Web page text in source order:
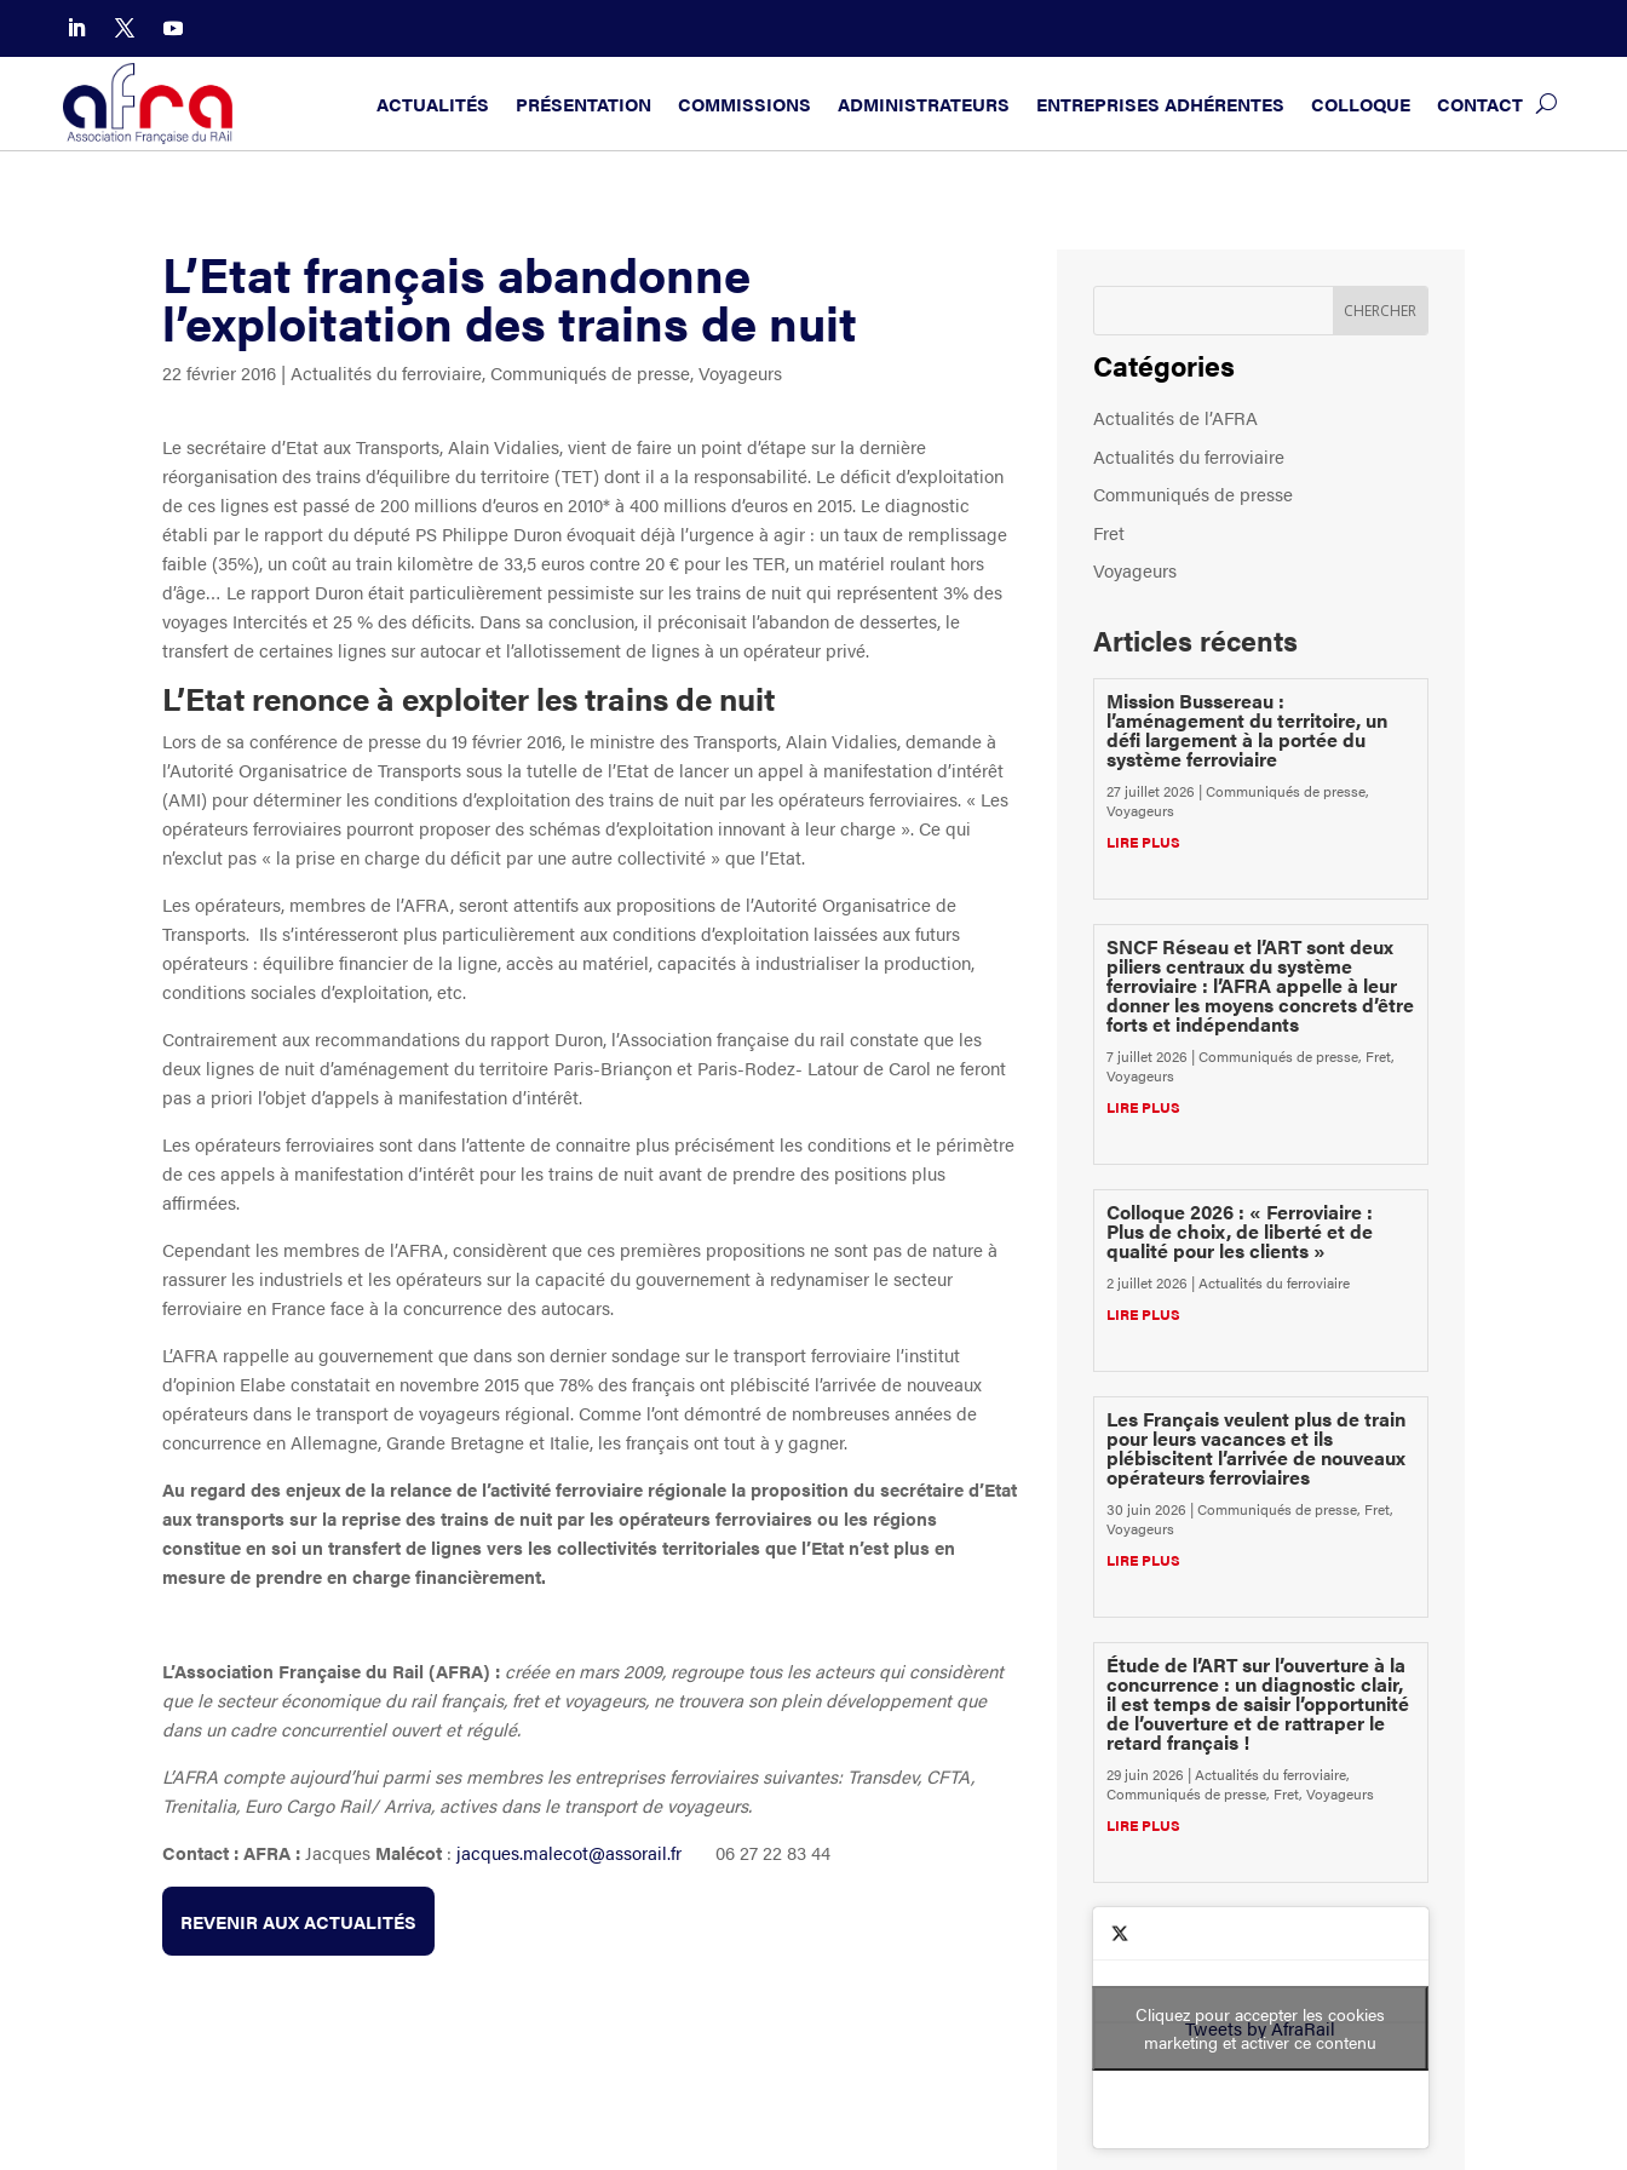
ACTUALITÉS PRÉSENTATION COMMISSIONS ADMINISTRATEURS ENTREPRISES ADHÉRENTES COLLOQUE CONTACT
L’Etat français abandonne
l’exploitation des trains de nuit
22 février 2016 | Actualités du ferroviaire,Communiqués de presse,Voyageurs
Le secrétaire d’Etat aux Transports, Alain Vidalies, vient de faire un point d’étape sur la dernière
réorganisation des trains d’équilibre du territoire (TET) dont il a la responsabilité. Le déficit d’exploitation
de ces lignes est passé de 200 millions d’euros en 2010* à 400 millions d’euros en 2015. Le diagnostic
établi par le rapport du député PS Philippe Duron évoquait déjà l’urgence à agir : un taux de remplissage
faible (35%), un coût au train kilomètre de 33,5 euros contre 20 € pour les TER, un matériel roulant hors
d’âge… Le rapport Duron était particulièrement pessimiste sur les trains de nuit qui représentent 3% des
voyages Intercités et 25 % des déficits. Dans sa conclusion, il préconisait l’abandon de dessertes, le
transfert de certaines lignes sur autocar et l’allotissement de lignes à un opérateur privé.
L’Etat renonce à exploiter les trains de nuit
Lors de sa conférence de presse du 19 février 2016, le ministre des Transports, Alain Vidalies, demande à
l’Autorité Organisatrice de Transports sous la tutelle de l’Etat de lancer un appel à manifestation d’intérêt
(AMI) pour déterminer les conditions d’exploitation des trains de nuit par les opérateurs ferroviaires. « Les
opérateurs ferroviaires pourront proposer des schémas d’exploitation innovant à leur charge ». Ce qui
n’exclut pas « la prise en charge du déficit par une autre collectivité » que l’Etat.
Les opérateurs, membres de l’AFRA, seront attentifs aux propositions de l’Autorité Organisatrice de
Transports. Ils s’intéresseront plus particulièrement aux conditions d’exploitation laissées aux futurs
opérateurs : équilibre financier de la ligne, accès au matériel, capacités à industrialiser la production,
conditions sociales d’exploitation, etc.
Contrairement aux recommandations du rapport Duron, l’Association française du rail constate que les
deux lignes de nuit d’aménagement du territoire Paris-Briançon et Paris-Rodez- Latour de Carol ne feront
pas a priori l’objet d’appels à manifestation d’intérêt.
Les opérateurs ferroviaires sont dans l’attente de connaitre plus précisément les conditions et le périmètre
de ces appels à manifestation d’intérêt pour les trains de nuit avant de prendre des positions plus
affirmées.
Cependant les membres de l’AFRA, considèrent que ces premières propositions ne sont pas de nature à
rassurer les industriels et les opérateurs sur la capacité du gouvernement à redynamiser le secteur
ferroviaire en France face à la concurrence des autocars.
L’AFRA rappelle au gouvernement que dans son dernier sondage sur le transport ferroviaire l’institut
d’opinion Elabe constatait en novembre 2015 que 78% des français ont plébiscité l’arrivée de nouveaux
opérateurs dans le transport de voyageurs régional. Comme l’ont démontré de nombreuses années de
concurrence en Allemagne, Grande Bretagne et Italie, les français ont tout à y gagner.
Au regard des enjeux de la relance de l’activité ferroviaire régionale la proposition du secrétaire d’Etat
aux transports sur la reprise des trains de nuit par les opérateurs ferroviaires ou les régions
constitue en soi un transfert de lignes vers les collectivités territoriales que l’Etat n’est plus en
mesure de prendre en charge financièrement.
L’Association Française du Rail (AFRA) : créée en mars 2009, regroupe tous les acteurs qui considèrent
que le secteur économique du rail français, fret et voyageurs, ne trouvera son plein développement que
dans un cadre concurrentiel ouvert et régulé.
L’AFRA compte aujourd’hui parmi ses membres les entreprises ferroviaires suivantes: Transdev, CFTA,
Trenitalia, Euro Cargo Rail/ Arriva, actives dans le transport de voyageurs.
Contact : AFRA : Jacques Malécot : jacques.malecot@assorail.fr 06 27 22 83 44
REVENIR AUX ACTUALITÉS
Catégories
Actualités de l’AFRA
Actualités du ferroviaire
Communiqués de presse
Fret
Voyageurs
Articles récents
Mission Bussereau :
l’aménagement du territoire, un
défi largement à la portée du
système ferroviaire
27 juillet 2026 |Communiqués de presse,
Voyageurs
LIRE PLUS
SNCF Réseau et l’ART sont deux
piliers centraux du système
ferroviaire : l’AFRA appelle à leur
donner les moyens concrets d’être
forts et indépendants
7 juillet 2026 |Communiqués de presse, Fret,
Voyageurs
LIRE PLUS
Colloque 2026 : « Ferroviaire :
Plus de choix, de liberté et de
qualité pour les clients »
2 juillet 2026 |Actualités du ferroviaire
LIRE PLUS
Les Français veulent plus de train
pour leurs vacances et ils
plébiscitent l’arrivée de nouveaux
opérateurs ferroviaires
30 juin 2026 |Communiqués de presse, Fret,
Voyageurs
LIRE PLUS
Étude de l’ART sur l’ouverture à la
concurrence : un diagnostic clair,
il est temps de saisir l’opportunité
de l’ouverture et de rattraper le
retard français !
29 juin 2026 |Actualités du ferroviaire,
Communiqués de presse, Fret, Voyageurs
LIRE PLUS
Tweets by AfraRail
Cliquez pour accepter les cookies
marketing et activer ce contenu